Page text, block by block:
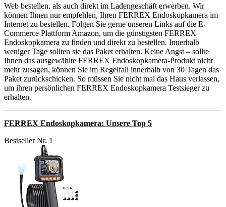
Web bestellen, als auch direkt im Ladengeschäft erwerben. Wir
können Ihnen nur empfehlen, Ihren FERREX Endoskopkamera im
Internet zu bestellen. Folgen Sie gerne unseren Links auf die E-
Commerce Plattform Amazon, um die günstigsten FERREX
Endoskopkamera zu finden und direkt zu bestellen. Innerhalb
weniger Tage sollten sie das Paket erhalten. Keine Angst – sollte
Ihnen das ausgewählte FERREX Endoskopkamera-Produkt nicht
mehr zusagen, können Sie im Regelfall innerhalb von 30 Tagen das
Paket zurückschicken. So müssen Sie nicht mal das Haus verlassen,
um ihren persönlichen FERREX Endoskopkamera Testsieger zu
erhalten.
FERREX Endoskopkamera: Unsere Top 5
Bestseller Nr. 1